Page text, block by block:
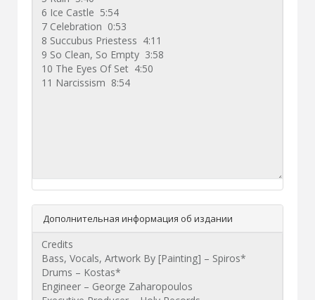
Дополнительная информация об издании